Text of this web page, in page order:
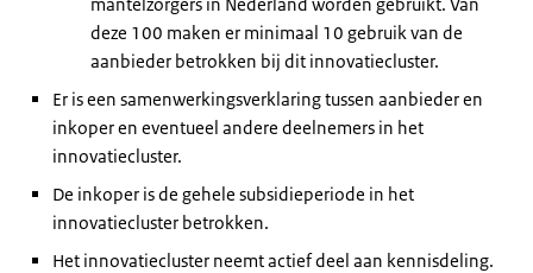
deze 100 maken er minimaal 10 gebruik van de
aanbieder betrokken bij dit innovatiecluster.
Er is een samenwerkingsverklaring tussen aanbieder en
inkoper en eventueel andere deelnemers in het
innovatiecluster.
De inkoper is de gehele subsidieperiode in het
innovatiecluster betrokken.
Het innovatiecluster neemt actief deel aan kennisdeling.